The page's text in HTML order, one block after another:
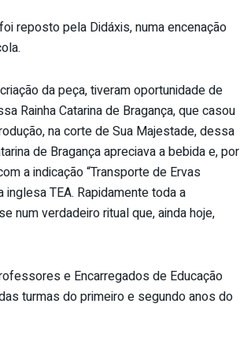
reposto pela Didáxis, numa encenação
da peça, tiveram oportunidade de
Rainha Catarina de Bragança, que casou
na corte de Sua Majestade, dessa
de Bragança apreciava a bebida e, por
a indicação “Transporte de Ervas
TEA. Rapidamente toda a
num verdadeiro ritual que, ainda hoje,
e Encarregados de Educação
turmas do primeiro e segundo anos do